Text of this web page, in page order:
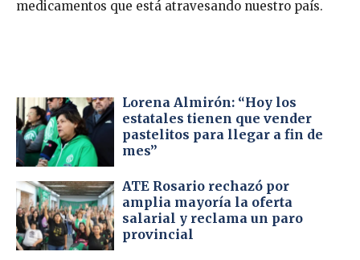
medicamentos que está atravesando nuestro país.
Lorena Almirón: “Hoy los
estatales tienen que vender
pastelitos para llegar a fin de
mes”
ATE Rosario rechazó por
amplia mayoría la oferta
salarial y reclama un paro
provincial